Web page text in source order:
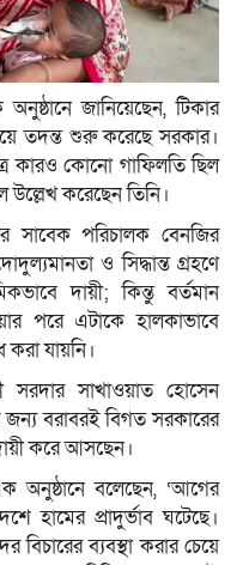
জানিয়েছেন, টিকার
তদন্ত শুরু করেছে সরকার।
কারও কোনো গাফিলতি ছিল
উল্লেখ করেছেন তিনি।
সাবেক পরিচালক বেনজির
ও সিদ্ধান্ত গ্রহণে
দায়ী; কিন্তু বর্তমান
পরে এটাকে হালকাভাবে
যায়নি।
সরদার সাখাওয়াত হোসেন
বরাবরই বিগত সরকারের
করে আসছেন।
অনুষ্ঠানে বলেছেন, ‘আগের
হামের প্রাদুর্ভাব ঘটেছে।
বিচারের ব্যবস্থা করার চেয়ে